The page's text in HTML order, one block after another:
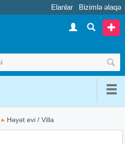
Elanlar Bizimlə əlaqə
▸ Həyət evi / Villa